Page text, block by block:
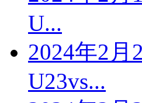
U...
2024年2
U23vs...